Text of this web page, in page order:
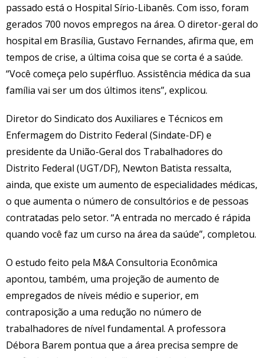
passado está o Hospital Sírio-Libanês. Com isso, foram
gerados 700 novos empregos na área. O diretor-geral do
hospital em Brasília, Gustavo Fernandes, afirma que, em
tempos de crise, a última coisa que se corta é a saúde.
“Você começa pelo supérfluo. Assistência médica da sua
família vai ser um dos últimos itens”, explicou.
Diretor do Sindicato dos Auxiliares e Técnicos em
Enfermagem do Distrito Federal (Sindate-DF) e
presidente da União-Geral dos Trabalhadores do
Distrito Federal (UGT/DF), Newton Batista ressalta,
ainda, que existe um aumento de especialidades médicas,
o que aumenta o número de consultórios e de pessoas
contratadas pelo setor. “A entrada no mercado é rápida
quando você faz um curso na área da saúde”, completou.
O estudo feito pela M&A Consultoria Econômica
apontou, também, uma projeção de aumento de
empregados de níveis médio e superior, em
contraposição a uma redução no número de
trabalhadores de nível fundamental. A professora
Débora Barem pontua que a área precisa sempre de